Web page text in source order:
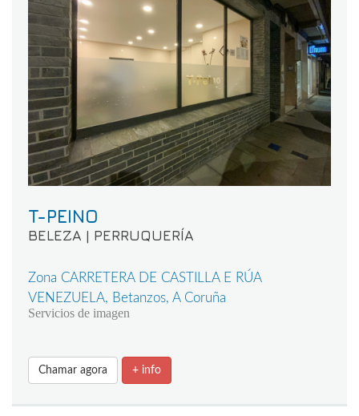
T-PEINO
BELEZA | PERRUQUERÍA
Zona CARRETERA DE CASTILLA E RÚA
VENEZUELA, Betanzos, A Coruña
Servicios de imagen
Chamar agora + info